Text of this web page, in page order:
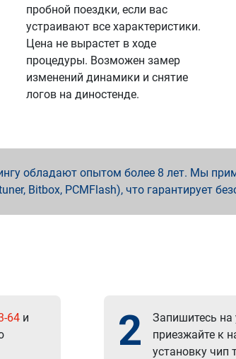
пробной поездки, если вас
устраивают все характеристики.
Цена не вырастет в ходе
процедуры. Возможен замер
изменений динамики и снятие
логов на диностенде.
обладают опытом более 8 лет. Мы
Bitbox, PCMFlash), что гарантирует
64 и
2
Запишитесь на
приезжайте к
установку чип